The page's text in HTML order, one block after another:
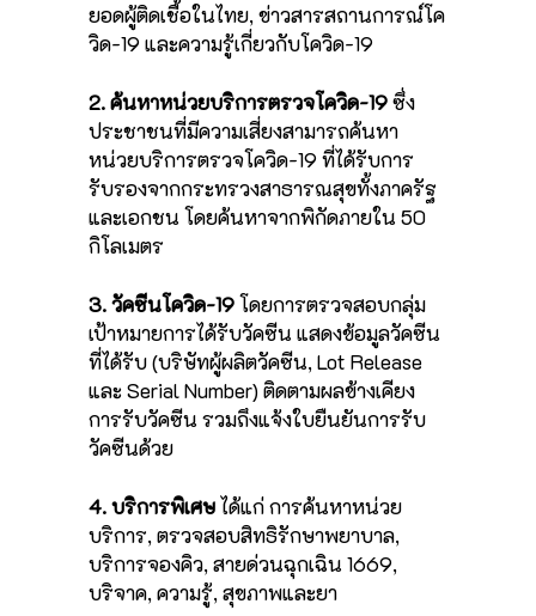
ยอดผู้ติดเชื้อในไทย, ข่าวสารสถานการณ์โค
วิด-19 และความรู้เกี่ยวกับโควิด-19
2. ค้นหาหน่วยบริการตรวจโควิด-19ซึ่ง
ประชาชนที่มีความเสี่ยงสามารถค้นหา
หน่วยบริการตรวจโควิด-19 ที่ได้รับการ
รับรองจากกระทรวงสาธารณสุขทั้งภาครัฐ
และเอกชน โดยค้นหาจากพิกัดภายใน 50
กิโลเมตร
3. วัคซีนโควิด-19โดยการตรวจสอบกลุ่ม
เป้าหมายการได้รับวัคซีน แสดงข้อมูลวัคซีน
ที่ได้รับ (บริษัทผู้ผลิตวัคซีน, Lot Release
และ Serial Number) ติดตามผลข้างเคียง
การรับวัคซีน รวมถึงแจ้งใบยืนยันการรับ
วัคซีนด้วย
4. บริการพิเศษได้แก่ การค้นหาหน่วย
บริการ, ตรวจสอบสิทธิรักษาพยาบาล,
บริการจองคิว, สายด่วนฉุกเฉิน 1669,
บริจาค, ความรู้, สุขภาพและยา